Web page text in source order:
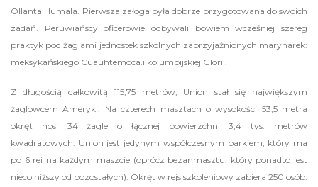
Ollanta Humala. Pierwsza załoga była dobrze przygotowana do swoich
zadań. Peruwiańscy oficerowie odbywali bowiem wcześniej szereg
praktyk pod żaglami jednostek szkolnych zaprzyjaźnionych marynarek:
meksykańskiego Cuauhtemoca.i kolumbijskiej Glorii.
Z długością całkowitą 115,75 metrów, Union stał się największym
żaglowcem Ameryki. Na czterech masztach o wysokości 53,5 metra
okręt nosi 34 żagle o łącznej powierzchni 3,4 tys. metrów
kwadratowych. Union jest jedynym współczesnym barkiem, który ma
po 6 rei na każdym maszcie (oprócz bezanmasztu, który ponadto jest
nieco niższy od pozostałych). Okręt w rejs szkoleniowy zabiera 250 osób.